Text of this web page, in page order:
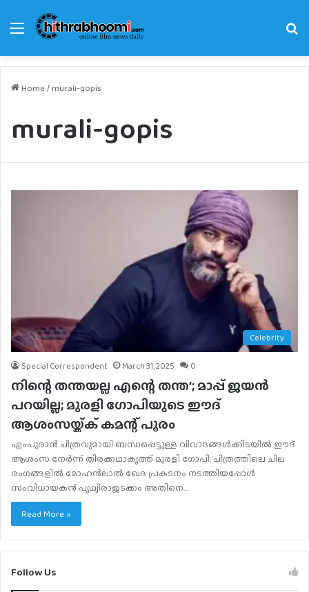
Menu
Home/murali-gopis
murali-gopis
Celebrity
Special Correspondent March 31, 2025 0
നിന്റെ തന്തയല്ല എന്റെ തന്ത’; മാപ്പ് ജയന്‍
പറയില്ല; മുരളി ഗോപിയുടെ ഈദ്
ആശംസയ്ക്ക് കമന്റ് പൂരം
എംപുരാന്‍ ചിത്രവുമായി ബന്ധപ്പെട്ടുള്ള വിവാദങ്ങള്‍ക്കിടയില്‍ ഈദ്
ആശംസ നേര്‍ന്ന് തിരക്കഥാകൃത്ത് മുരളി ഗോപി. ചിത്രത്തിലെ ചില
രംഗങ്ങളില്‍ മോഹന്‍ലാല്‍ ഖേദ പ്രകടനം നടത്തിയപ്പോള്‍
സംവിധായകന്‍ പൃഥ്വിരാജടക്കം അതിനെ…
Read More »
Follow Us